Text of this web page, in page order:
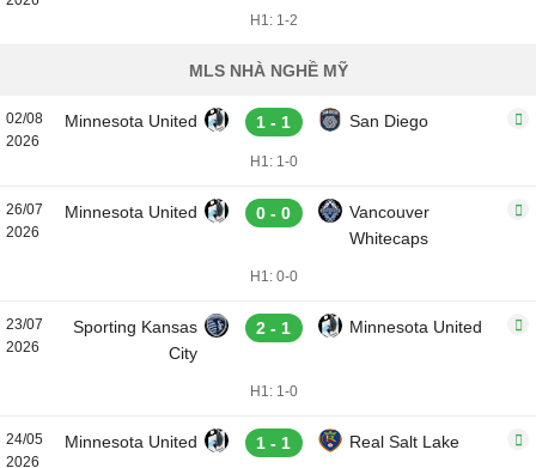
H1: 1-2
MLS NHÀ NGHỀ MỸ
02/08
2026
Minnesota United 1 - 1 San Diego
H1: 1-0
26/07
2026
Minnesota United 0 - 0
Vancouver
Whitecaps
H1: 0-0
23/07
2026
Sporting Kansas
City
2 - 1 Minnesota United
H1: 1-0
24/05
2026
Minnesota United 1 - 1 Real Salt Lake